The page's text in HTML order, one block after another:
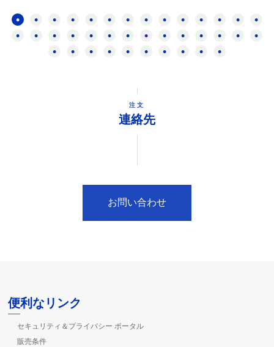
注文
連絡先
お問い合わせ
便利なリンク
セキュリティ＆プライバシー ポータル
販売条件